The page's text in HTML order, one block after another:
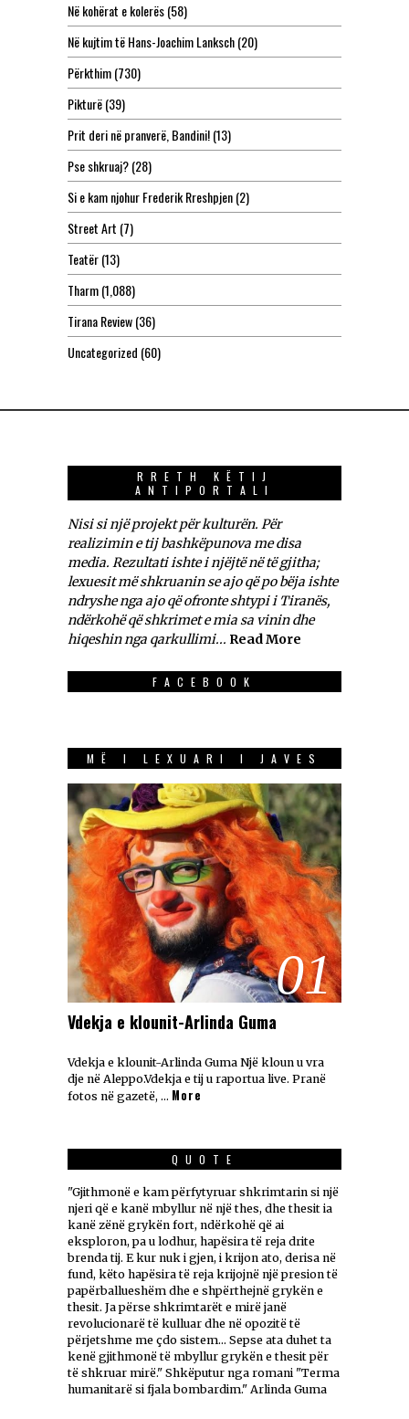
Në kohërat e kolerës(58)
Në kujtim të Hans-Joachim Lanksch(20)
Përkthim(730)
Pikturë(39)
Prit deri në pranverë, Bandini!(13)
Pse shkruaj?(28)
Si e kam njohur Frederik Rreshpjen(2)
Street Art (7)
Teatër(13)
Tharm(1,088)
Tirana Review(36)
Uncategorized (60)
RRETH KËTIJ
ANTIPORTALI
Nisi si një projekt për kulturën. Për
realizimin e tij bashkëpunova me disa
media. Rezultati ishte i njëjtë në të gjitha;
lexuesit më shkruanin se ajo që po bëja ishte
ndryshe nga ajo që ofronte shtypi i Tiranës,
ndërkohë që shkrimet e mia sa vinin dhe
hiqeshin nga qarkullimi... Read More
FACEBOOK
MË I LEXUARI I JAVES
01
Vdekja e klounit-Arlinda Guma
Vdekja e klounit-Arlinda Guma Një kloun u vra
dje në Aleppo.Vdekja e tij u raportua live. Pranë
fotos në gazetë, … More
QUOTE
"Gjithmonë e kam përfytyruar shkrimtarin si një
njeri që e kanë mbyllur në një thes, dhe thesit ia
kanë zënë grykën fort, ndërkohë që ai
eksploron, pa u lodhur, hapësira të reja drite
brenda tij. E kur nuk i gjen, i krijon ato, derisa në
fund, këto hapësira të reja krijojnë një presion të
papërballueshëm dhe e shpërthejnë grykën e
thesit. Ja përse shkrimtarët e mirë janë
revolucionarë të kulluar dhe në opozitë të
përjetshme me çdo sistem... Sepse ata duhet ta
kenë gjithmonë të mbyllur grykën e thesit për
të shkruar mirë." Shkëputur nga romani "Terma
humanitarë si fjala bombardim." Arlinda Guma